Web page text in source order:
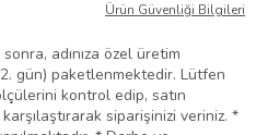
Ürün Güvenliği Bilgileri
adınıza özel üretim
gün) paketlenmektedir. Lütfen
kontrol edip, satın
siparişinizi veriniz. *